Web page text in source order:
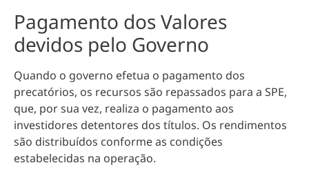
Pagamento dos Valores
devidos pelo Governo
Quando o governo efetua o pagamento dos
precatórios, os recursos são repassados para a SPE,
que, por sua vez, realiza o pagamento aos
investidores detentores dos títulos. Os rendimentos
são distribuídos conforme as condições
estabelecidas na operação.